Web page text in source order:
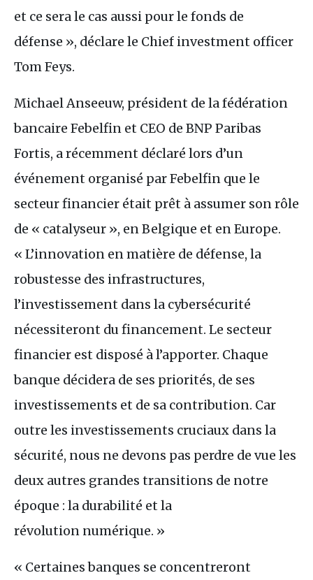
et ce sera le cas aussi pour le fonds de
défense », déclare le Chief investment officer
Tom Feys.
Michael Anseeuw, président de la fédération
bancaire Febelfin et CEO de BNP Paribas
Fortis, a récemment déclaré lors d’un
événement organisé par Febelfin que le
secteur financier était prêt à assumer son rôle
de « catalyseur », en Belgique et en Europe.
« L’innovation en matière de défense, la
robustesse des infrastructures,
l’investissement dans la cybersécurité
nécessiteront du financement. Le secteur
financier est disposé à l’apporter. Chaque
banque décidera de ses priorités, de ses
investissements et de sa contribution. Car
outre les investissements cruciaux dans la
sécurité, nous ne devons pas perdre de vue les
deux autres grandes transitions de notre
époque : la durabilité et la
révolution numérique. »
« Certaines banques se concentreront